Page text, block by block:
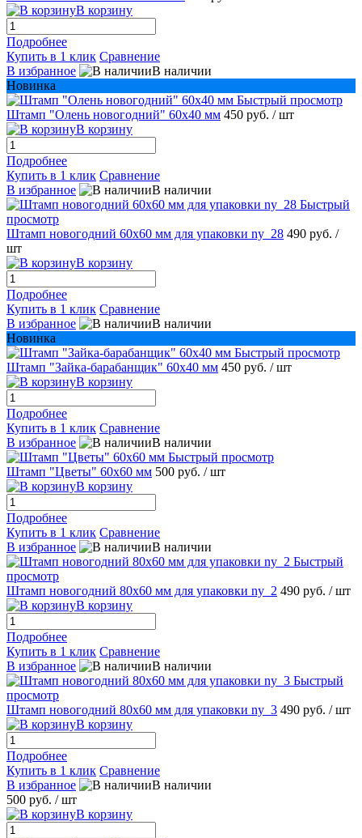
В корзину
Подробнее
Купить в 1 клик Сравнение
В избранное
В наличии
Новинка
Быстрый просмотр
Штамп "Олень новогодний" 60х40 мм 450 руб. / шт
В корзину
Подробнее
Купить в 1 клик Сравнение
В избранное
В наличии
Быстрый
просмотр
Штамп новогодний 60х60 мм для упаковки ny_28 490 руб. /
шт
В корзину
Подробнее
Купить в 1 клик Сравнение
В избранное
В наличии
Новинка
Быстрый просмотр
Штамп "Зайка-барабанщик" 60х40 мм 450 руб. / шт
В корзину
Подробнее
Купить в 1 клик Сравнение
В избранное
В наличии
Быстрый просмотр
Штамп "Цветы" 60х60 мм 500 руб. / шт
В корзину
Подробнее
Купить в 1 клик Сравнение
В избранное
В наличии
Быстрый
просмотр
Штамп новогодний 80х60 мм для упаковки ny_2 490 руб. / шт
В корзину
Подробнее
Купить в 1 клик Сравнение
В избранное
В наличии
Быстрый
просмотр
Штамп новогодний 80х60 мм для упаковки ny_3 490 руб. / шт
В корзину
Подробнее
Купить в 1 клик Сравнение
В избранное
В наличии
500 руб. / шт
В корзину